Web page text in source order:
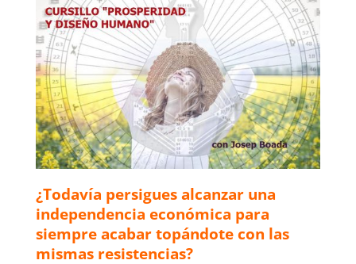
¿Todavía persigues alcanzar una
independencia económica para
siempre acabar topándote con las
mismas resistencias?